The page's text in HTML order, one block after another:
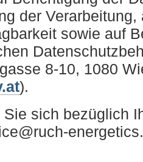
der Verarbeitung,
sowie auf
8-10, 1080
).
Sie sich bezüglich